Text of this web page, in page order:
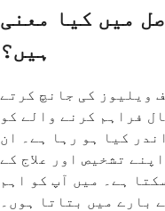
میں کیا معنی
ہیں؟
ویلیوز کی جانچ کرتے
فراہم کرنے والے کو
کیا ہو رہا ہے۔ ان
تشخیص اور علاج کے
ہے۔ میں آپ کو اہم
بارے میں بتاتا ہوں۔